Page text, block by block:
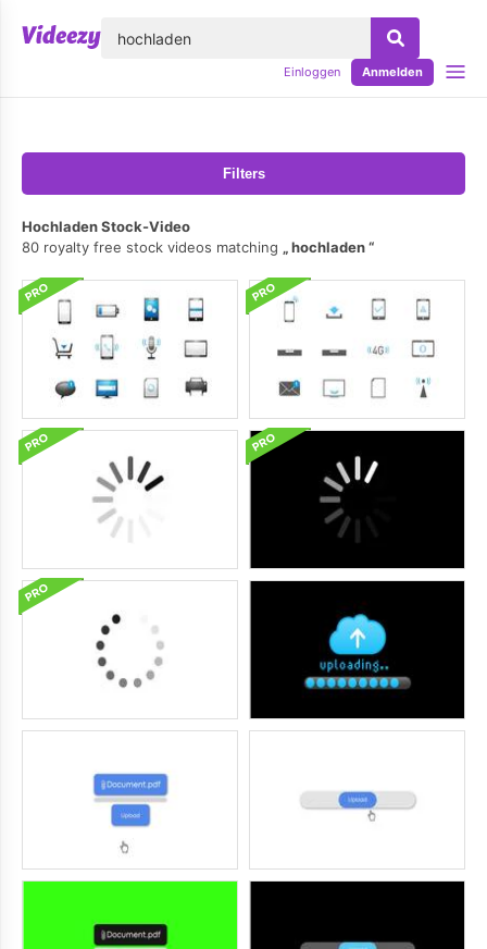
Einloggen Anmelden
Filters
Hochladen Stock-Video
80 royalty free stock videos matching
hochladen